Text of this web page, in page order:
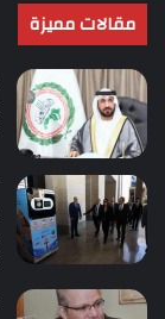
مقالات مميزة